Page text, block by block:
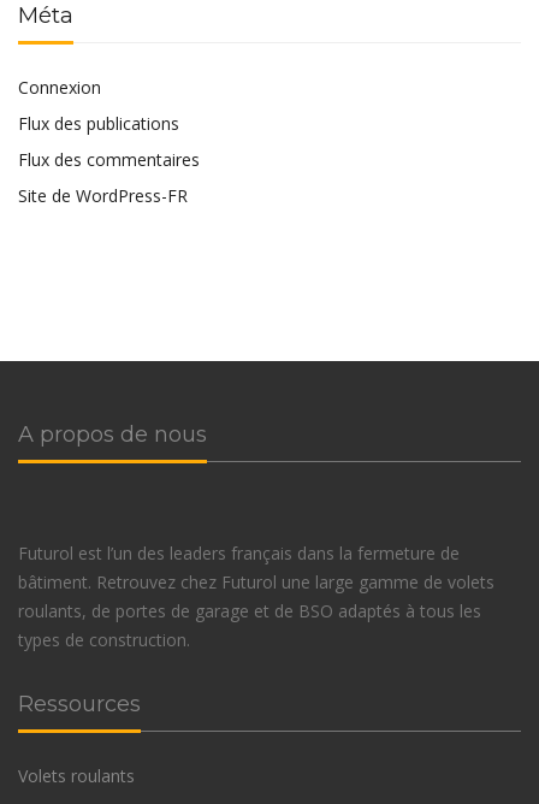
Méta
Connexion
Flux des publications
Flux des commentaires
Site de WordPress-FR
A propos de nous
Futurol est l’un des leaders français dans la fermeture de
bâtiment. Retrouvez chez Futurol une large gamme de volets
roulants, de portes de garage et de BSO adaptés à tous les
types de construction.
Ressources
Volets roulants